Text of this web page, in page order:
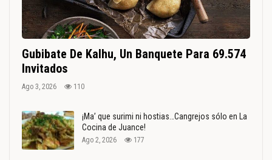
Gubibate De Kalhu, Un Banquete Para 69.574
Invitados
Ago 3, 2026 110
¡Ma’ que surimi ni hostias…Cangrejos sólo en La
Cocina de Juance!
Ago 2, 2026 177